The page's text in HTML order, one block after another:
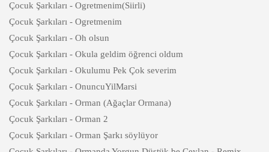
Çocuk Şarkıları - Ogretmenim(Siirli)
Çocuk Şarkıları - Ogretmenim
Çocuk Şarkıları - Oh olsun
Çocuk Şarkıları - Okula geldim öğrenci oldum
Çocuk Şarkıları - Okulumu Pek Çok severim
Çocuk Şarkıları - OnuncuYilMarsi
Çocuk Şarkıları - Orman (Ağaçlar Ormana)
Çocuk Şarkıları - Orman 2
Çocuk Şarkıları - Orman Şarkı söylüyor